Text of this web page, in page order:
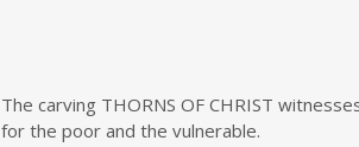
The carving THORNS OF CHRIST
for the poor and the vulnerable.